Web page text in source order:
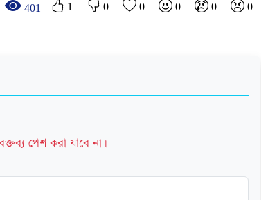
401 1 0 0 0 0 0
পেশ করা যাবে না।